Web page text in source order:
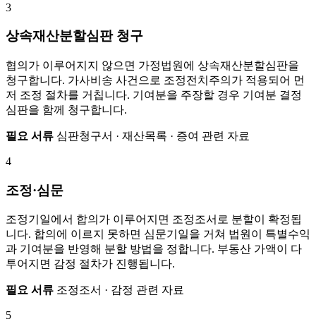
3
상속재산분할심판 청구
협의가 이루어지지 않으면 가정법원에 상속재산분할심판을
청구합니다. 가사비송 사건으로 조정전치주의가 적용되어 먼
저 조정 절차를 거칩니다. 기여분을 주장할 경우 기여분 결정
심판을 함께 청구합니다.
필요 서류 심판청구서 · 재산목록 · 증여 관련 자료
4
조정·심문
조정기일에서 합의가 이루어지면 조정조서로 분할이 확정됩
니다. 합의에 이르지 못하면 심문기일을 거쳐 법원이 특별수익
과 기여분을 반영해 분할 방법을 정합니다. 부동산 가액이 다
투어지면 감정 절차가 진행됩니다.
필요 서류 조정조서 · 감정 관련 자료
5